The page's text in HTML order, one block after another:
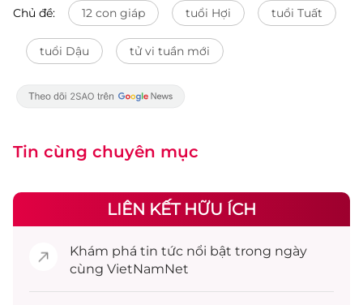
Chủ đề: 12 con giáp tuổi Hợi tuổi Tuất
tuổi Dậu tử vi tuần mới
Tin cùng chuyên mục
LIÊN KẾT HỮU ÍCH
Khám phá tin tức nổi bật trong ngày
cùng VietNamNet